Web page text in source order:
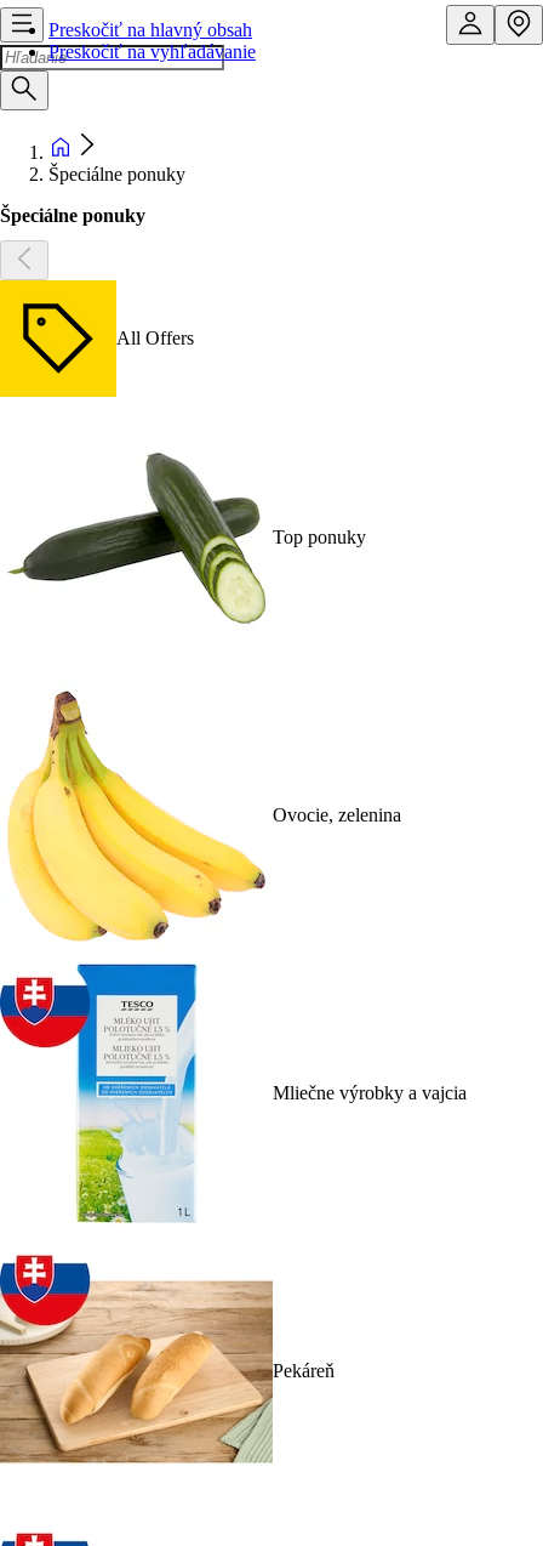
Preskočiť na hlavný obsah
Preskočiť na vyhľadávanie
Špeciálne ponuky
Špeciálne ponuky
All Offers
Top ponuky
Ovocie, zelenina
Mliečne výrobky a vajcia
Pekáreň